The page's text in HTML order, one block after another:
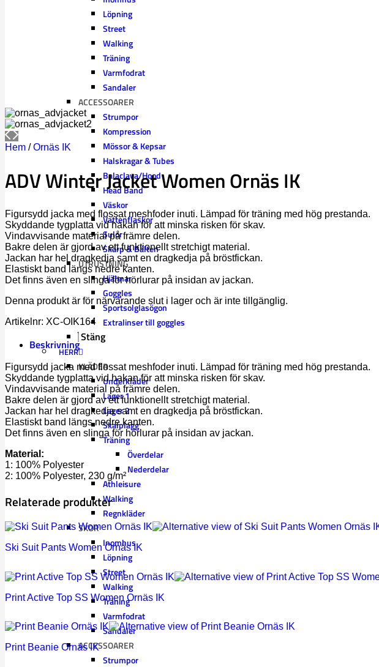
Löpning
Street
Walking
Träning
Varmfodrat
Sandaler
ACCESSOARER
Strumpor
Kompression
Mössor & Kepsar
Halskragar & Tubes
Balaclava/Hood
Head Band
Väskor
Vattenflaskor
Sulor
Skärp & Bälten
UTRUSTNING
Hjälmar
Goggles
Sportsolglasögon
Extralinser till goggles
Stäng
HERR
KLÄDER
Underkläder
Lager 1
Lager 2
Skalplagg
Träning
Överdelar
Nederdelar
Athleisure
Walking
Regnkläder
SKOR
Inomhus
Löpning
Street
Walking
Träning
Varmfodrat
Sandaler
ACCESSOARER
Strumpor
Hem / Ornäs IK
ADV Winter Jacket Women Ornäs IK
Figursydd jacka med flossat meshfoder inuti. Lämpad för träning med hög prestanda.
Skyddande tygplatta vid hakan för att minska risken för skav.
Vindavvisande material på främre delen.
Bakre delen är gjord av ett funktionellt stretchigt material.
Jackan har hel dragkedja samt en dragkedja på bröstfickan.
Elastiskt band längs nedre kanten.
Det finns även en slinga för hörlurar på insidan av jackan.
Denna produkt är för närvarande slut i lager och är inte tillgänglig.
Artikelnr: XC-OIK164
Beskrivning
Figursydd jacka med flossat meshfoder inuti. Lämpad för träning med hög prestanda.
Skyddande tygplatta vid hakan för att minska risken för skav.
Vindavvisande material på främre delen.
Bakre delen är gjord av ett funktionellt stretchigt material.
Jackan har hel dragkedja samt en dragkedja på bröstfickan.
Elastiskt band längs nedre kanten.
Det finns även en slinga för hörlurar på insidan av jackan.
Material:
1: 100% Polyester
2: 100% Polyester, 230 g/m²
Relaterade produkter
Ski Suit Pants Women Ornäs IK
Print Active Top SS Women Ornäs IK
Print Beanie Ornäs IK